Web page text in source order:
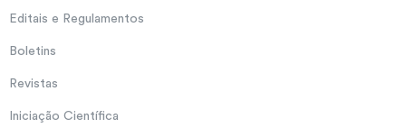
Editais e Regulamentos
Boletins
Revistas
Iniciação Científica